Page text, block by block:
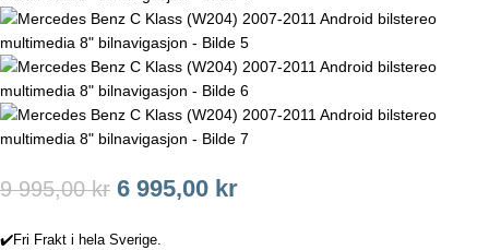
9 995,00kr 6 995,00 kr
✔️Fri Frakt i hela Sverige.